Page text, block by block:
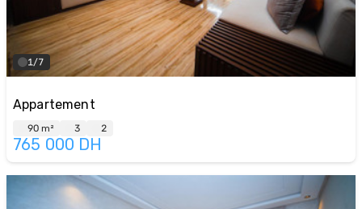
1/7
Appartement
90 m² 3 2
765 000 DH